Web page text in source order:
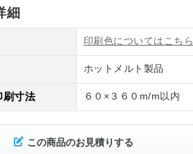
細
印刷色についてはこちら
ホットメルト製品
刷寸法 ６０×３６０m/m以内
この商品のお見積りする